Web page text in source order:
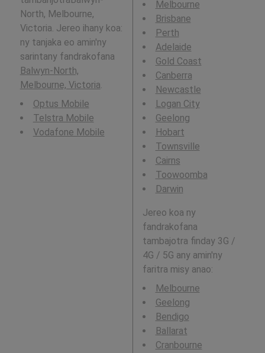
North, Melbourne,
Victoria. Jereo ihany koa:
ny tanjaka eo amin'ny
sarintany fandrakofana
Balwyn-North,
Melbourne, Victoria.
Optus Mobile
Telstra Mobile
Vodafone Mobile
Melbourne
Brisbane
Perth
Adelaide
Gold Coast
Canberra
Newcastle
Logan City
Geelong
Hobart
Townsville
Cairns
Toowoomba
Darwin
Jereo koa ny
fandrakofana
tambajotra finday 3G /
4G / 5G any amin'ny
faritra misy anao:
Melbourne
Geelong
Bendigo
Ballarat
Cranbourne